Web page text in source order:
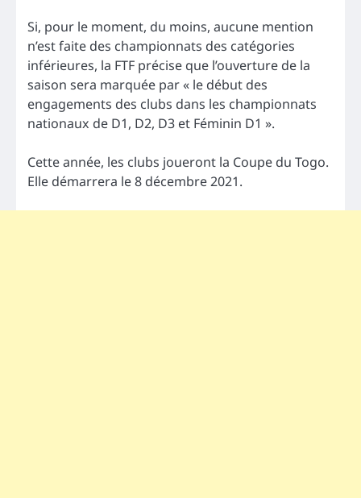
Si, pour le moment, du moins, aucune mention
n’est faite des championnats des catégories
inférieures, la FTF précise que l’ouverture de la
saison sera marquée par « le début des
engagements des clubs dans les championnats
nationaux de D1, D2, D3 et Féminin D1 ».
Cette année, les clubs joueront la Coupe du Togo.
Elle démarrera le 8 décembre 2021.